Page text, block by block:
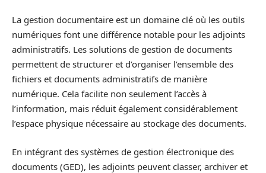
La gestion documentaire est un domaine clé où les outils
numériques font une différence notable pour les adjoints
administratifs. Les solutions de gestion de documents
permettent de structurer et d’organiser l’ensemble des
fichiers et documents administratifs de manière
numérique. Cela facilite non seulement l’accès à
l’information, mais réduit également considérablement
l’espace physique nécessaire au stockage des documents.
En intégrant des systèmes de gestion électronique des
documents (GED), les adjoints peuvent classer, archiver et